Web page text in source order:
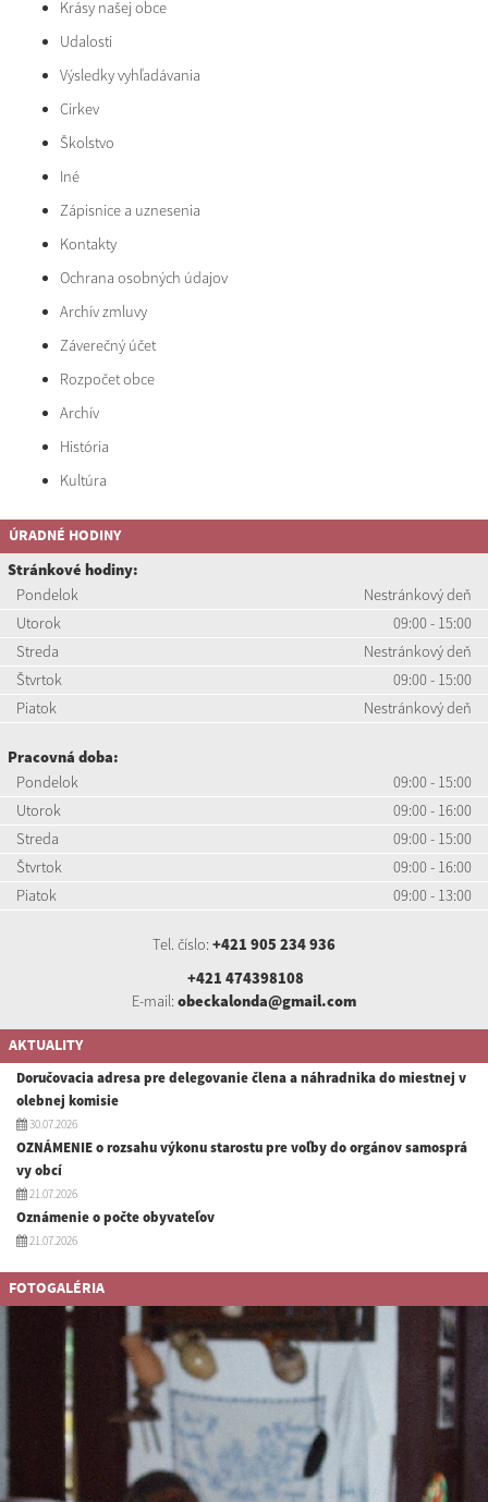
Krásy našej obce
Udalosti
Výsledky vyhľadávania
Cirkev
Školstvo
Iné
Zápisnice a uznesenia
Kontakty
Ochrana osobných údajov
Archív zmluvy
Záverečný účet
Rozpočet obce
Archív
História
Kultúra
ÚRADNÉ HODINY
Stránkové hodiny:
Pondelok
Nestránkový deň
Utorok
09:00 - 15:00
Streda
Nestránkový deň
Štvrtok
09:00 - 15:00
Piatok
Nestránkový deň
Pracovná doba:
Pondelok
09:00 - 15:00
Utorok
09:00 - 16:00
Streda
09:00 - 15:00
Štvrtok
09:00 - 16:00
Piatok
09:00 - 13:00
Tel. číslo: +421 905 234 936
+421 474398108
E-mail: obeckalonda@gmail.com
AKTUALITY
Doručovacia adresa pre delegovanie člena a náhradnika do miestnej v
olebnej komisie
30.07.2026
OZNÁMENIE o rozsahu výkonu starostu pre voľby do orgánov samosprá
vy obcí
21.07.2026
Oznámenie o počte obyvateľov
21.07.2026
FOTOGALÉRIA